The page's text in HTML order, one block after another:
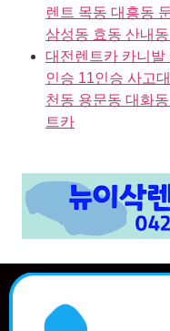
렌트 목동 대흥동
삼성동 효동 산내
대전렌트카 카니
인승 11인승 사고
천동 용문동 대화
트카